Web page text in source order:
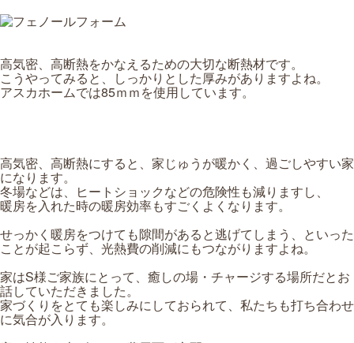
高気密、高断熱をかなえるための大切な断熱材です。
こうやってみると、しっかりとした厚みがありますよね。
アスカホームでは85ｍｍを使用しています。
高気密、高断熱にすると、家じゅうが暖かく、過ごしやすい家
になります。
冬場などは、ヒートショックなどの危険性も減りますし、
暖房を入れた時の暖房効率もすごくよくなります。
せっかく暖房をつけても隙間があると逃げてしまう、といった
ことが起こらず、光熱費の削減にもつながりますよね。
家はS様ご家族にとって、癒しの場・チャージする場所だとお
話していただきました。
家づくりをとても楽しみにしておられて、私たちも打ち合わせ
に気合が入ります。